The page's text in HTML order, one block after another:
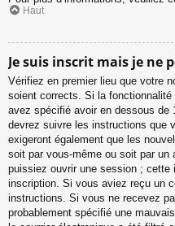
Haut
Je suis inscrit mais je ne
Vérifiez en premier lieu que votre
soient corrects. Si la
avez spécifié avoir en dessous de
devrez suivre les instructions que
exigeront également que les
soit par vous-même ou soit par un
puissiez ouvrir une session ; cette
inscription. Si vous aviez reçu un
instructions. Si vous ne recevez
probablement spécifié une